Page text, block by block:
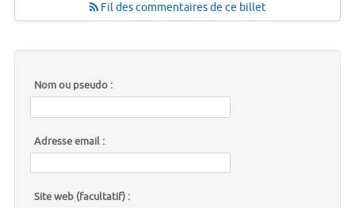
Fil des commentaires de ce billet
Nom ou pseudo :
Adresse email :
Site web (facultatif) :